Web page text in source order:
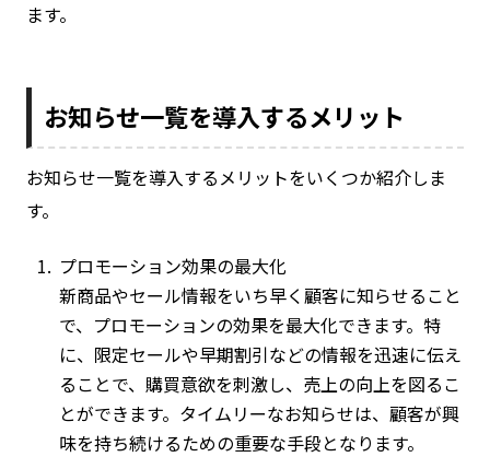
ます。
お知らせ一覧を導入するメリット
お知らせ一覧を導入するメリットをいくつか紹介しま
す。
プロモーション効果の最大化
新商品やセール情報をいち早く顧客に知らせること
で、プロモーションの効果を最大化できます。特
に、限定セールや早期割引などの情報を迅速に伝え
ることで、購買意欲を刺激し、売上の向上を図るこ
とができます。タイムリーなお知らせは、顧客が興
味を持ち続けるための重要な手段となります。